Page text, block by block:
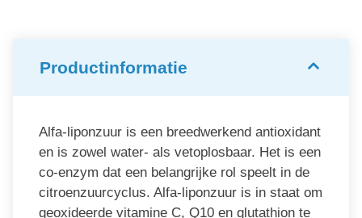
Productinformatie
Alfa-liponzuur is een breedwerkend antioxidant
en is zowel water- als vetoplosbaar. Het is een
co-enzym dat een belangrijke rol speelt in de
citroenzuurcyclus. Alfa-liponzuur is in staat om
geoxideerde vitamine C, Q10 en glutathion te